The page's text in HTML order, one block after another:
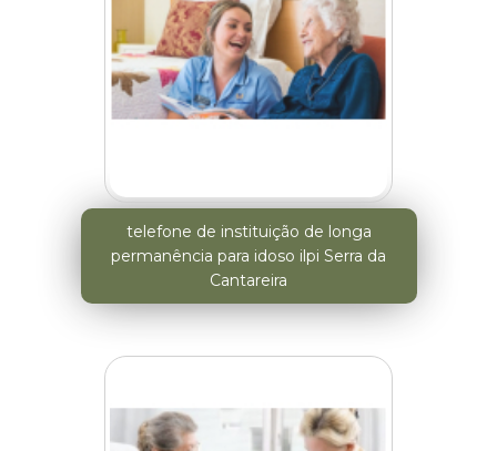
telefone de instituição de longa
permanência para idoso ilpi Serra da
Cantareira